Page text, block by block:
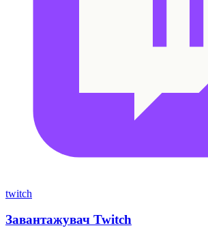
twitch
Завантажувач Twitch